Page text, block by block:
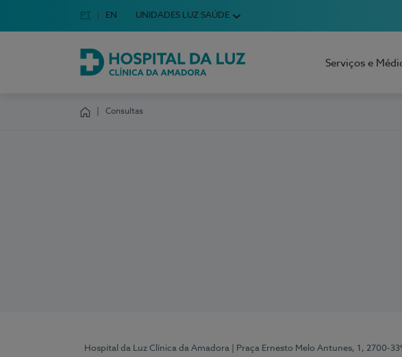
Escolha o seu idioma
Idioma em Português
PT English Language
EN UNIDADES LUZ SAÚDE
Hospital da Luz Clínica da Amadora
Serviços e
Consultas
Hospital da Luz Clínica da Amadora | Praça Ernesto Melo Antunes, 1, 2700-